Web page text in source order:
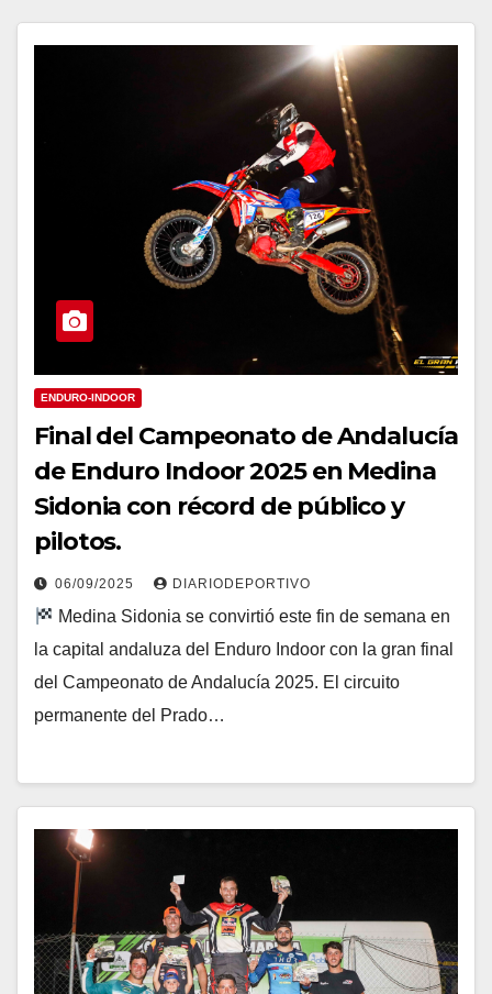
ENDURO-INDOOR
Final del Campeonato de Andalucía
de Enduro Indoor 2025 en Medina
Sidonia con récord de público y
pilotos.
06/09/2025 DIARIODEPORTIVO
Medina Sidonia se convirtió este fin de semana en
la capital andaluza del Enduro Indoor con la gran final
del Campeonato de Andalucía 2025. El circuito
permanente del Prado…